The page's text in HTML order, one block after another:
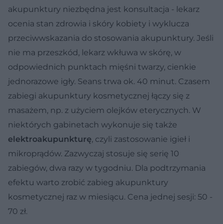
akupunktury niezbędna jest konsultacja - lekarz
ocenia stan zdrowia i skóry kobiety i wyklucza
przeciwwskazania do stosowania akupunktury. Jeśli
nie ma przeszkód, lekarz wkłuwa w skórę, w
odpowiednich punktach mięśni twarzy, cienkie
jednorazowe igły. Seans trwa ok. 40 minut. Czasem
zabiegi akupunktury kosmetycznej łączy się z
masażem, np. z użyciem olejków eterycznych. W
niektórych gabinetach wykonuje się także
elektroakupunkturę, czyli zastosowanie igieł i
mikroprądów. Zazwyczaj stosuje się serię 10
zabiegów, dwa razy w tygodniu. Dla podtrzymania
efektu warto zrobić zabieg akupunktury
kosmetycznej raz w miesiącu. Cena jednej sesji: 50 -
70 zł.